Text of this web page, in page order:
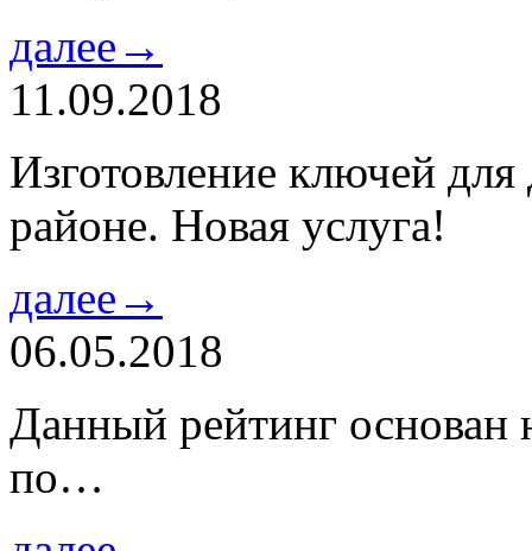
далее→
11.09.2018
Изготовление ключей
районе. Новая услуга!
далее→
06.05.2018
Данный рейтинг основан
по…